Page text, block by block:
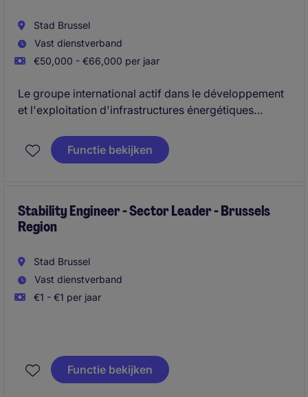
Stad Brussel
Vast dienstverband
€50,000 - €66,000 per jaar
Le groupe international actif dans le développement
et l'exploitation d'infrastructures énergétiques
d'un profil Consolidation Officer.
de transformation du secteur de l'énergie et de
activités de consolidation et de reporting au niveau
groupe.
Functie bekijken
Stability Engineer - Sector Leader - Brussels
Region
Stad Brussel
Vast dienstverband
€1 - €1 per jaar
Functie bekijken